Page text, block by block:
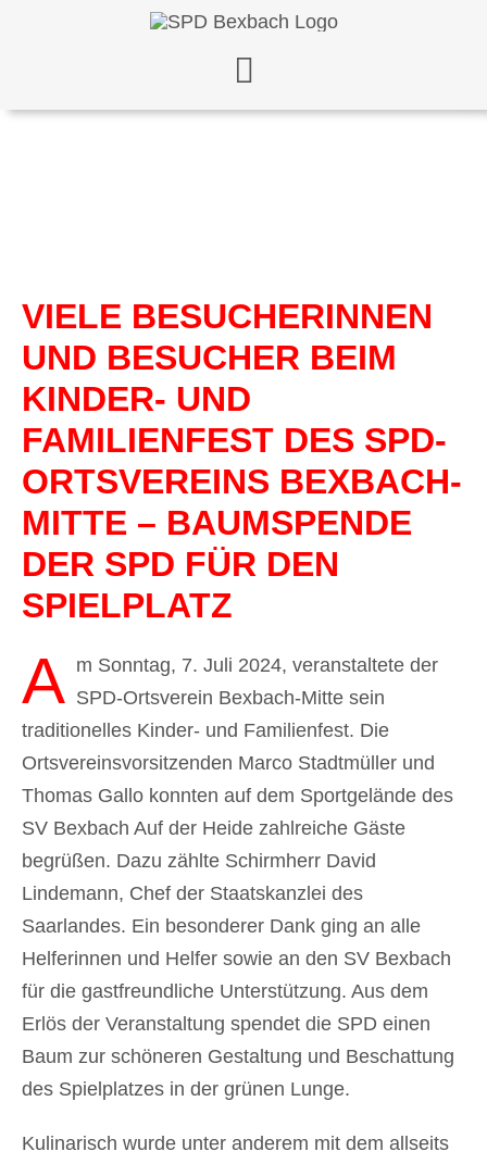
VIELE BESUCHERINNEN
UND BESUCHER BEIM
KINDER- UND
FAMILIENFEST DES SPD-
ORTSVEREINS BEXBACH-
MITTE – BAUMSPENDE
DER SPD FÜR DEN
SPIELPLATZ
A m Sonntag, 7. Juli 2024, veranstaltete der
SPD-Ortsverein Bexbach-Mitte sein
traditionelles Kinder- und Familienfest. Die
Ortsvereinsvorsitzenden Marco Stadtmüller und
Thomas Gallo konnten auf dem Sportgelände des
SV Bexbach Auf der Heide zahlreiche Gäste
begrüßen. Dazu zählte Schirmherr David
Lindemann, Chef der Staatskanzlei des
Saarlandes. Ein besonderer Dank ging an alle
Helferinnen und Helfer sowie an den SV Bexbach
für die gastfreundliche Unterstützung. Aus dem
Erlös der Veranstaltung spendet die SPD einen
Baum zur schöneren Gestaltung und Beschattung
des Spielplatzes in der grünen Lunge.
Kulinarisch wurde unter anderem mit dem allseits